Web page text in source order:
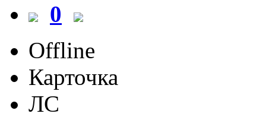
0
Offline
Карточка
ЛС